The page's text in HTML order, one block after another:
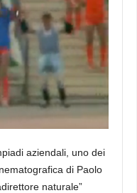
aziendali, uno dei
di Paolo
naturale”